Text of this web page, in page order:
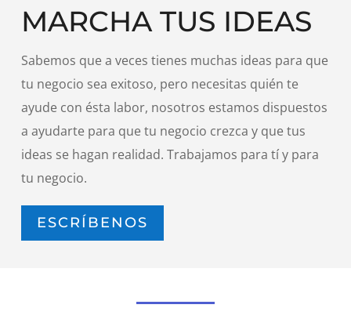
MARCHA TUS IDEAS
Sabemos que a veces tienes muchas ideas para que
tu negocio sea exitoso, pero necesitas quién te
ayude con ésta labor, nosotros estamos dispuestos
a ayudarte para que tu negocio crezca y que tus
ideas se hagan realidad. Trabajamos para tí y para
tu negocio.
ESCRÍBENOS